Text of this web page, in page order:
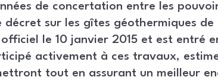
de concertation entre les
décret sur les gîtes géothermiques
le 10 janvier 2015 et est entré
activement à ces travaux,
tout en assurant un meilleur